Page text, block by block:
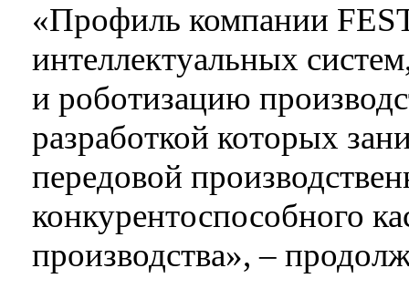
«Профиль компании
интеллектуальных
и роботизацию
разработкой которых
передовой
конкурентоспособного
производства», –